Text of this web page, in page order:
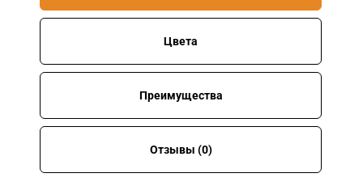
Цвета
Преимущества
Отзывы (0)